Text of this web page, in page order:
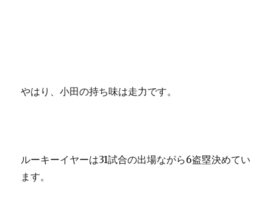
やはり、小田の持ち味は走力です。
ルーキーイヤーは31試合の出場ながら6盗塁決めてい
ます。